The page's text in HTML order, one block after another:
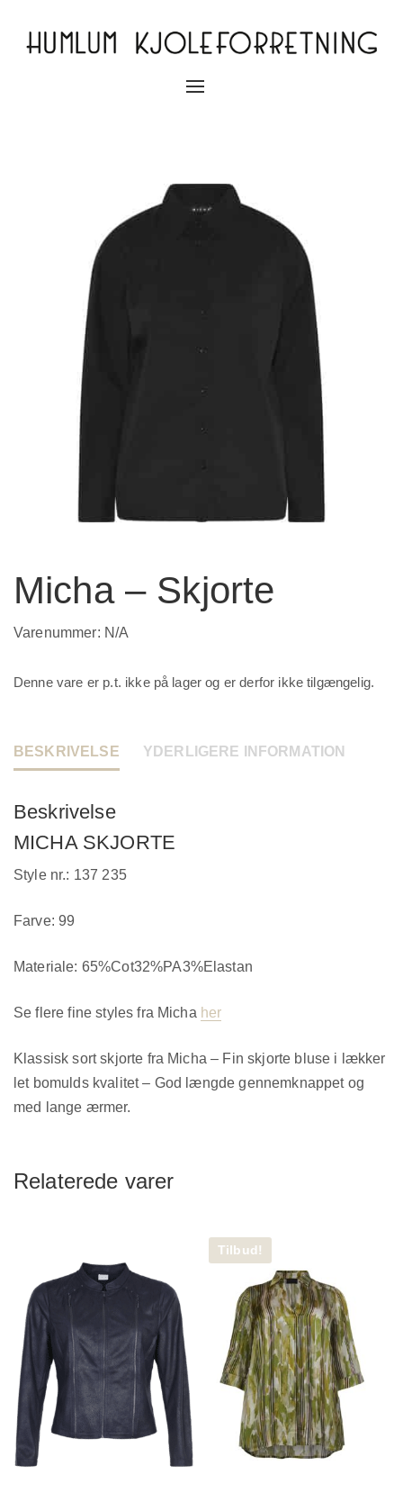
Slå
Micha – Skjorte
Varenummer: N/A
Denne vare er p.t. ikke på lager og er derfor ikke tilgængelig.
BESKRIVELSE YDERLIGERE INFORMATION
Beskrivelse
MICHA SKJORTE
Style nr.: 137 235
Farve: 99
Materiale: 65%Cot32%PA3%Elastan
Se flere fine styles fra Micha her
Klassisk sort skjorte fra Micha – Fin skjorte bluse i lækker
let bomulds kvalitet – God længde gennemknappet og
med lange ærmer.
Relaterede varer
Tilbud!